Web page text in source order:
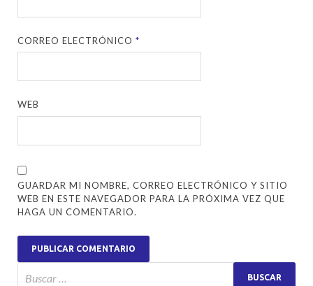
CORREO ELECTRÓNICO*
WEB
GUARDAR MI NOMBRE, CORREO ELECTRÓNICO Y SITIO
WEB EN ESTE NAVEGADOR PARA LA PRÓXIMA VEZ QUE
HAGA UN COMENTARIO.